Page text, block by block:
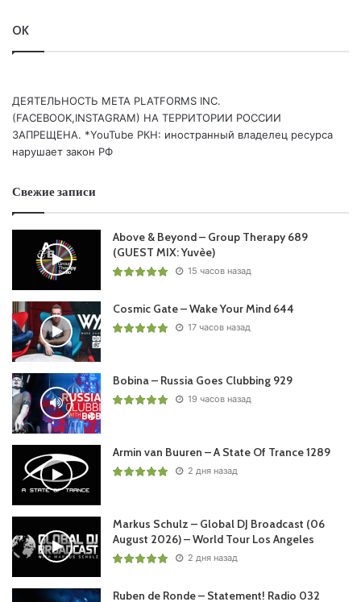
OK
ДЕЯТЕЛЬНОСТЬ МЕТА PLATFORMS INC.
(FACEBOOK,INSTAGRAM) НА ТЕРРИТОРИИ РОССИИ
ЗАПРЕЩЕНА. *YouTube РКН: иностранный владелец ресурса
нарушает закон РФ
Свежие записи
Above & Beyond – Group Therapy 689
(GUEST MIX: Yuvèe)
15 часов назад
Cosmic Gate – Wake Your Mind 644
17 часов назад
Bobina – Russia Goes Clubbing 929
19 часов назад
Armin van Buuren – A State Of Trance 1289
2 дня назад
Markus Schulz – Global DJ Broadcast (06
August 2026) – World Tour Los Angeles
2 дня назад
Ruben de Ronde – Statement! Radio 032